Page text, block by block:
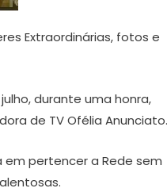
Extraordinárias, fotos e
durante uma honra,
de TV Ofélia Anunciato.
pertencer a Rede sem